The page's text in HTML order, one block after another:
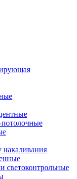
светоконтрольные